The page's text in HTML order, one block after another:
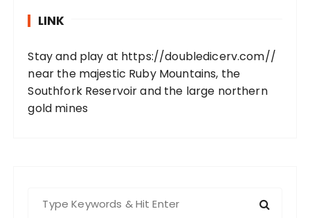
LINK
Stay and play at https://doubledicerv.com//
near the majestic Ruby Mountains, the
Southfork Reservoir and the large northern
gold mines